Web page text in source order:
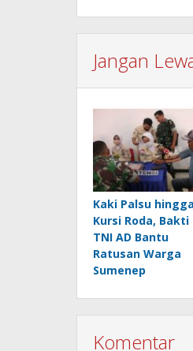
Jangan
Kaki Palsu hingga
Kursi Roda, Bakti
TNI AD Bantu
Ratusan Warga
Sumenep
Komentar